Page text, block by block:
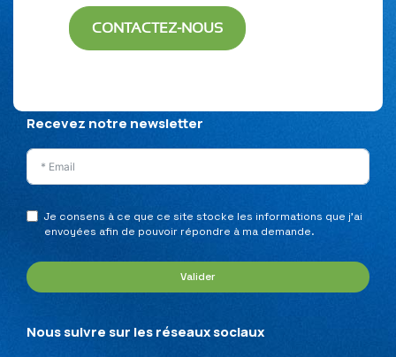
CONTACTEZ-NOUS
Politique de confidentialité
Recevez notre newsletter
Je consens à ce que ce site stocke les informations que j’ai
envoyées afin de pouvoir répondre à ma demande.
Valider
Nous suivre sur les réseaux sociaux